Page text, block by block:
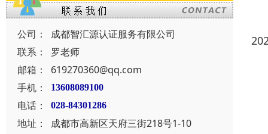
公司：
成都智汇源认证服务有限公司
联系：
罗老师
邮箱：
619270360@qq.com
手机：
13608089100
电话： 028-84301286
地址：
成都市高新区天府三街218号1-10